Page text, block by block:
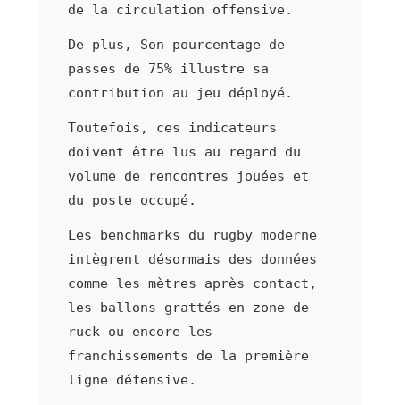
de la circulation offensive.
De plus, Son pourcentage de
passes de 75% illustre sa
contribution au jeu déployé.
Toutefois, ces indicateurs
doivent être lus au regard du
volume de rencontres jouées et
du poste occupé.
Les benchmarks du rugby moderne
intègrent désormais des données
comme les mètres après contact,
les ballons grattés en zone de
ruck ou encore les
franchissements de la première
ligne défensive.